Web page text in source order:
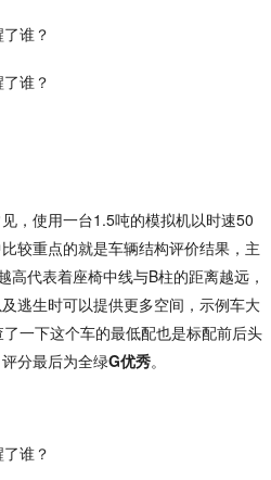
，使用一台1.5吨的模拟机以时速50
较重点的就是车辆结构评价结果，主
高代表着座椅中线与B柱的距离越远，
逃生时可以提供更多空间，示例车大
一下这个车的最低配也是标配前后头
分最后为全绿G优秀。